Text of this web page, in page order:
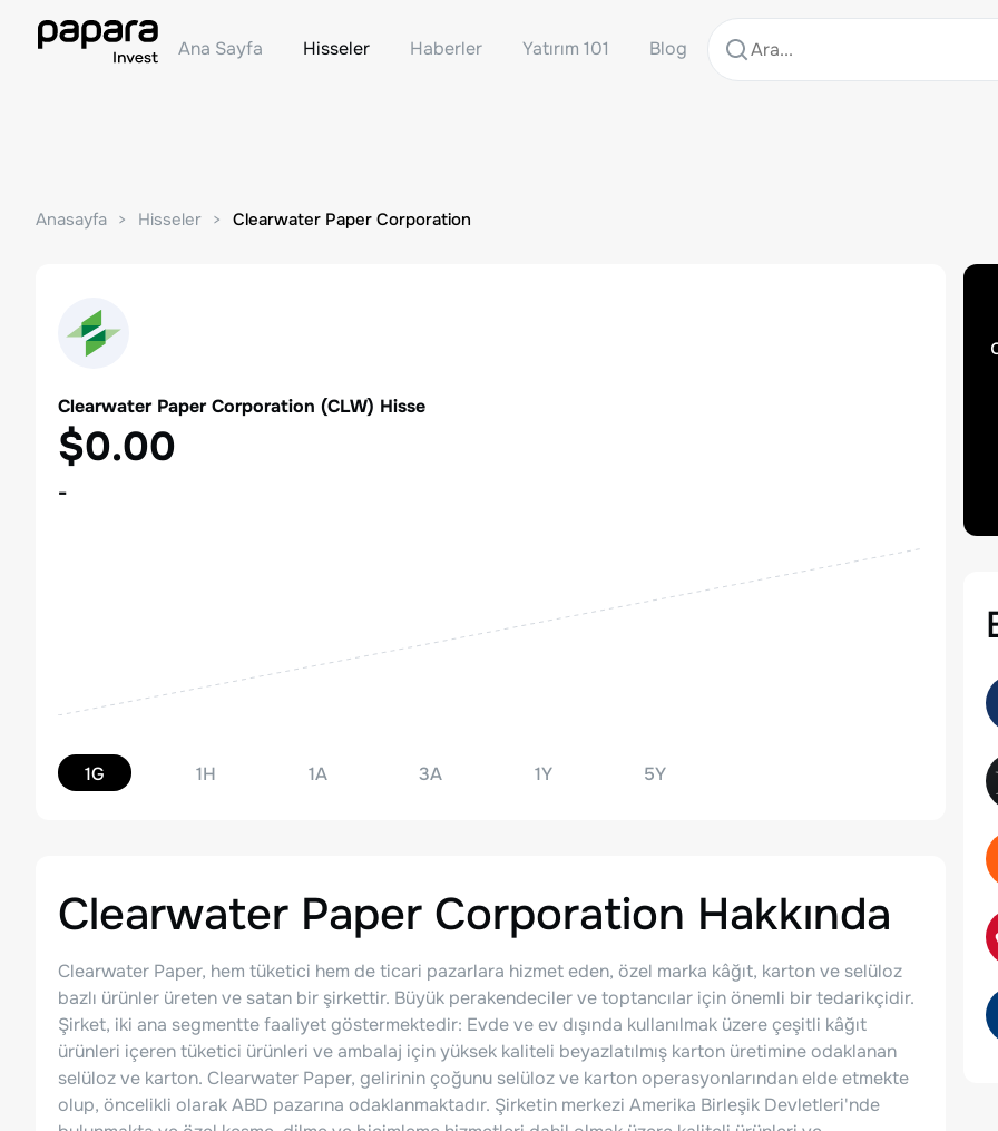
Ana Sayfa Hisseler Haberler Yatırım 101 Blog
Anasayfa Hisseler Clearwater Paper Corporation
Clearwater Paper Corporation (CLW) Hisse
$0.00
-
1G 1H 1A 3A 1Y 5Y
Clearwater Paper Corporation Hakkında
Clearwater Paper, hem tüketici hem de ticari pazarlara hizmet eden, özel marka kâğıt, karton ve selüloz
bazlı ürünler üreten ve satan bir şirkettir. Büyük perakendeciler ve toptancılar için önemli bir tedarikçidir.
Şirket, iki ana segmentte faaliyet göstermektedir: Evde ve ev dışında kullanılmak üzere çeşitli kâğıt
ürünleri içeren tüketici ürünleri ve ambalaj için yüksek kaliteli beyazlatılmış karton üretimine odaklanan
selüloz ve karton. Clearwater Paper, gelirinin çoğunu selüloz ve karton operasyonlarından elde etmekte
olup, öncelikli olarak ABD pazarına odaklanmaktadır. Şirketin merkezi Amerika Birleşik Devletleri'nde